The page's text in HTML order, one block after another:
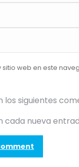
web en este
siguientes
cada nueva